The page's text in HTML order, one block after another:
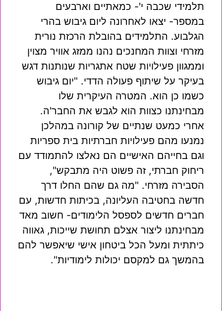
תלמידי שכבה י'- כמאתיים וארבעים
במספר- יצאו לאחרונה ליום גיבוש בהרי
הגלבוע. התלמידים בהובלת הרכזת נורית
מזרחי וצוות המחנכים נהנו ממזג אוויר מצוין
וממגוון פעילויות שטח אתגריות שנותנות דגש
בעיקר על שיתוף פעולה הדדי. "יום גיבוש
כשמו כן הוא. המטרה העיקרית שלו
מבחינתנו כצוות הוא לגבש את החבר'ה.
אחרי כמעט שנתיים של קורונה במהלכן
נמנעו מהם פעילויות חברתיות בית ספריות
וגם בחייהם האישיים הם נאלצו להתמודד עם
ריחוק חברתי, זה פשוט היה מתבקש",
הסבירה מזרחי. "מה גם שהם החלו דרך
חדשה בחטיבה העליונה, בכיתות חדשות, עם
חברים חדשים לספסל הלימודים- חשוב מאד
מבחינתנו ליצור אצלם תחושת שייכות, גאווה
כיתתית ומעל הכל ביטחון אישי שיאפשר להם
בהמשך גם למקסם יכולות לימודיות".